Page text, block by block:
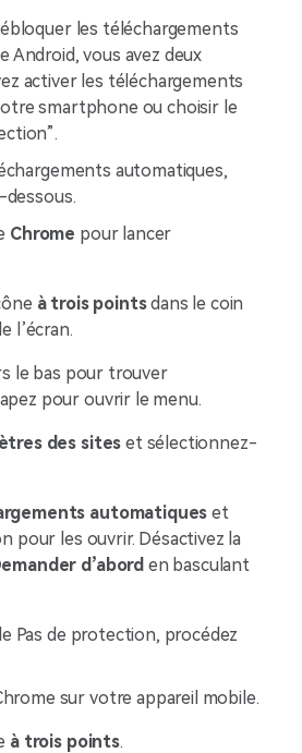
les téléchargements
vous avez deux
activer les téléchargements
smartphone ou choisir le
automatiques,
dessous.
Chrome pour lancer
à trois pointsdans le coin
l’écran.
le bas pour trouver
pour ouvrir le menu.
des sites et sélectionnez-
automatiques et
pour les ouvrir. Désactivez la
d’abord en basculant
Pas de protection, procédez
sur votre appareil mobile.
à trois points.